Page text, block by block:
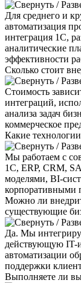
Для среднего и
автоматизация
интеграция 1С,
аналитические
эффективности
Сколько стоит
Стоимость
интеграций,
анализа задач
коммерческое
Какие
Мы работаем с
1С, ERP, CRM,
моделями, BI-
корпоративными
Можно ли
существующие
Да. Мы
действующую IT-
автоматизации
поддержки
Выполняете ли